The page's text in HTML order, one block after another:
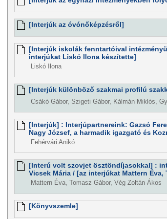
[Interjúk az óvónőképzésről]
[Interjúk iskolák fenntartóival
interjúkat Liskó Ilona készítette]
Liskó Ilona
[Interjúk különböző szakmai profilú
Csákó Gábor, Szigeti Gábor, Kálmán Miklós,
[Interjúk] : Interjúpartnereink: Gazsó
Nagy József, a harmadik igazgató és
Fehérvári Anikó
[Interú volt szovjet ösztöndíjasokkal] :
Vicsek Mária / [az interjúkat Mattern
Mattern Éva, Tomasz Gábor, Vég Zoltán Ákos
[Könyvszemle]